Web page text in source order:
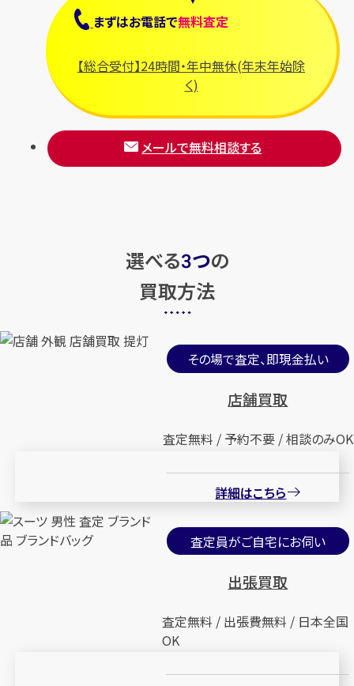
まずはお電話で無料査定
【総合受付】24時間・年中無休(年末年始除
く)
メールで無料相談する
選べる3つの
買取方法
その場で査定、即現金払い
店舗買取
査定無料 / 予約不要 / 相談のみOK
詳細はこちら
査定員がご自宅にお伺い
出張買取
査定無料 / 出張費無料 / 日本全国
OK